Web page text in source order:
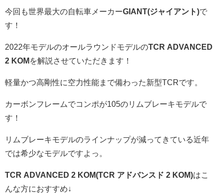
今回も世界最大の自転車メーカーGIANT(ジャイアント)で
す！
2022年モデルのオールラウンドモデルのTCR ADVANCED
2 KOMを解説させていただきます！
軽量かつ高剛性に空力性能まで備わった新型TCRです。
カーボンフレームでコンポが105のリムブレーキモデルで
す！
リムブレーキモデルのラインナップが減ってきている近年
では希少なモデルですよっ。
TCR ADVANCED 2 KOM(TCR アドバンスド 2 KOM)はこ
んな方におすすめ↓